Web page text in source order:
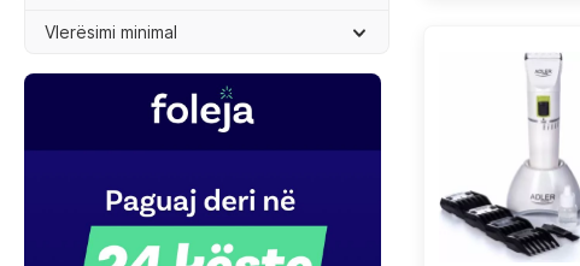
Vlerësimi minimal